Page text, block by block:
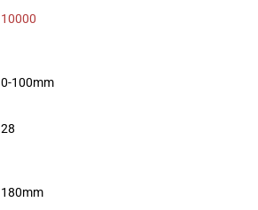
10000
0-100mm
28
180mm